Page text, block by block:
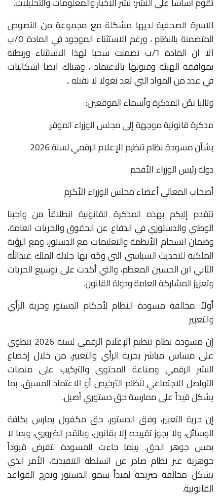
الاسرة الصحفية لديها مشكلة مع مجموعة من النصوص
المتضمنة بالنظام ، ورغم الاستثناء الموجود في المادة ٥/ب
الا ان المادة ٦/ب تضمنت سحبا لهذا الاستثناء وربطته
بموافقة الهيئة وقبولها بالاعتماد ، وهناك ايضا اشكاليات
في عدد من المواد التي تعد تغولا لا نقبله ..
وتاليا نصّ المذكرة وأسماء الموقعين:
مذكرة قانونية موجهة إلى مجلس الوزراء الموقر
بشأن مسودة نظام تنظيم الإعلام الرقمي لسنة 2026
دولة رئيس الوزراء الأفخم
أصحاب المعالي أعضاء مجلس الوزراء الأكرم
نتقدم إليكم بهذه المذكرة القانونية انطلاقاً من واجبنا
الوطني والدستوري في الدفاع عن الحقوق والحريات العامة،
وضمان انسجام الأنظمة والتعليمات مع الدستور، ومع الرؤية
الملكية للتحديث السياسي التي وجّه بها جلالة الملك عبدالله
الثاني ابن الحسين المعظم، والتي أكدت على توسيع الحريات
وتعزيز المشاركة العامة ودولة القانون.
أولاً: مخالفة مسودة النظام لأحكام الدستور وحرية الرأي
والتعبير
إن مسودة نظام تنظيم الإعلام الرقمي لسنة 2026 تنطوي
على مساس مباشر بحرية الرأي والتعبير، من خلال إخضاع
النشر الرقمي وصناعة المحتوى والتركيب على منصات
التواصل الاجتماعي لنظام الترخيص أو الاعتماد المسبق، بما
يشكل قيداً على ممارسة حق دستوري أصيل.
إن حرية التعبير، وفق الدستور، حق مكفول يمارس بكافة
الوسائل، ولا يجوز تقييده إلا بقانون، وبالقدر الضروري، وبما لا
يمس جوهر الحق. بينما جاءت المسودة لتفرض قيوداً
جوهرية عبر نظام صادر عن السلطة التنفيذية، الأمر الذي
يشكل مخالفة صريحة لمبدأ سمو الدستور وتدرج القواعد
القانونية.